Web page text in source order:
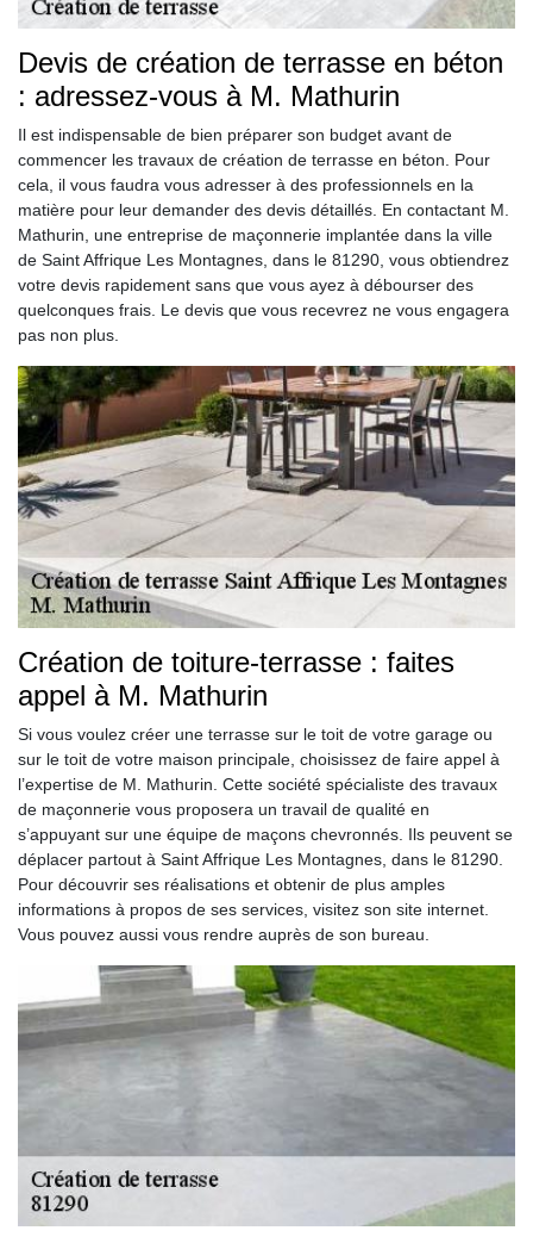
Devis de création de terrasse en béton
: adressez-vous à M. Mathurin
Il est indispensable de bien préparer son budget avant de
commencer les travaux de création de terrasse en béton. Pour
cela, il vous faudra vous adresser à des professionnels en la
matière pour leur demander des devis détaillés. En contactant M.
Mathurin, une entreprise de maçonnerie implantée dans la ville
de Saint Affrique Les Montagnes, dans le 81290, vous obtiendrez
votre devis rapidement sans que vous ayez à débourser des
quelconques frais. Le devis que vous recevrez ne vous engagera
pas non plus.
Création de toiture-terrasse : faites
appel à M. Mathurin
Si vous voulez créer une terrasse sur le toit de votre garage ou
sur le toit de votre maison principale, choisissez de faire appel à
l’expertise de M. Mathurin. Cette société spécialiste des travaux
de maçonnerie vous proposera un travail de qualité en
s’appuyant sur une équipe de maçons chevronnés. Ils peuvent se
déplacer partout à Saint Affrique Les Montagnes, dans le 81290.
Pour découvrir ses réalisations et obtenir de plus amples
informations à propos de ses services, visitez son site internet.
Vous pouvez aussi vous rendre auprès de son bureau.